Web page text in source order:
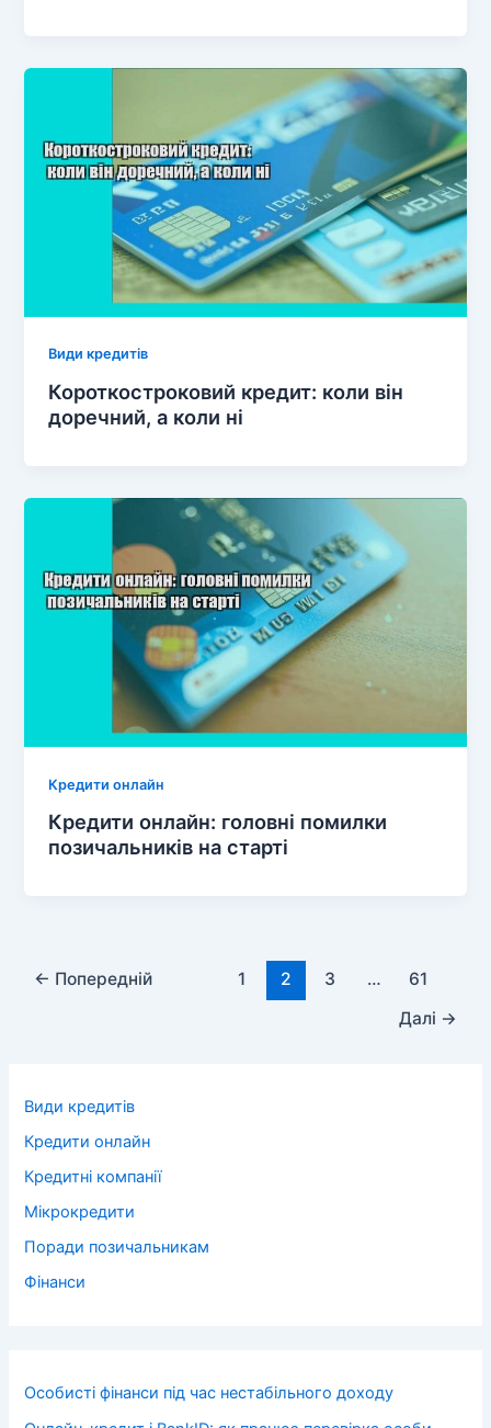
Види кредитів
Короткостроковий кредит: коли він
доречний, а коли ні
Кредити онлайн
Кредити онлайн: головні помилки
позичальників на старті
← Попередній 1 2 3 …
61
Далі →
Види кредитів
Кредити онлайн
Кредитні компанії
Мікрокредити
Поради позичальникам
Фінанси
Особисті фінанси під час нестабільного доходу